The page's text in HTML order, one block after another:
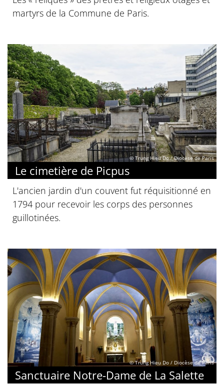
martyrs de la Commune de Paris.
© Trung Hieu Do / Diocèse de Paris
Le cimetière de Picpus
L'ancien jardin d'un couvent fut réquisitionné en
1794 pour recevoir les corps des personnes
guillotinées.
© Trung Hieu Do / Diocèse de Paris
Sanctuaire Notre-Dame de La Salette